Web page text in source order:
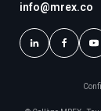
info@mrex.co